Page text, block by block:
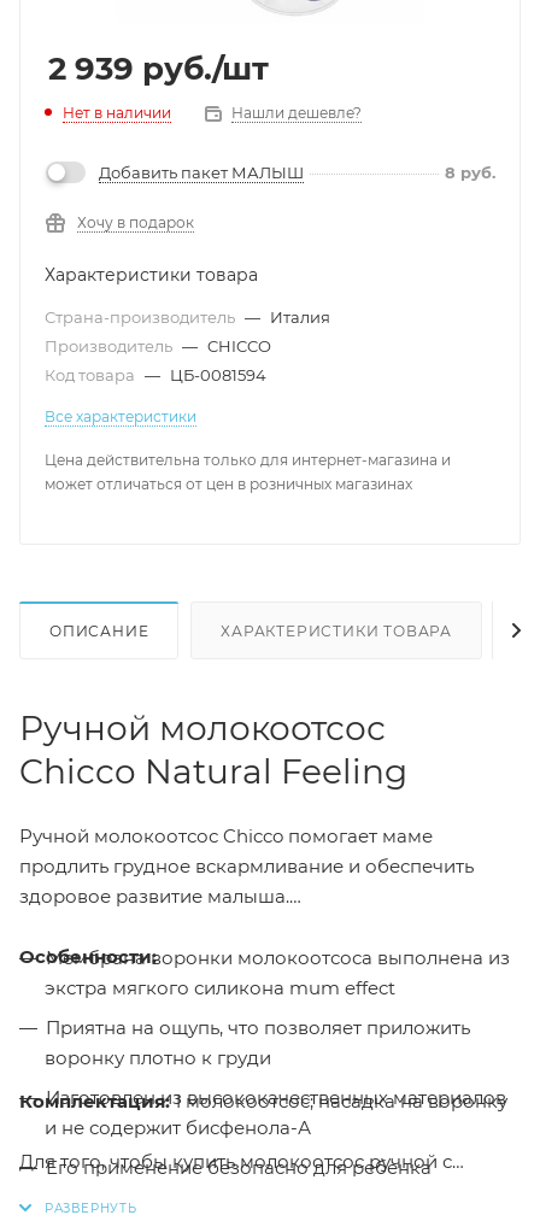
2 939 руб./шт
Нет в наличии Нашли дешевле?
Добавить пакет МАЛЫШ 8 руб.
Хочу в подарок
Характеристики товара
Страна-производитель — Италия
Производитель — CHICCO
Код товара — ЦБ-0081594
Все характеристики
Цена действительна только для интернет-магазина и
может отличаться от цен в розничных магазинах
ОПИСАНИЕ ХАРАКТЕРИСТИКИ ТОВАРА
Ручной молокоотсос
Chicco Natural Feeling
Ручной молокоотсос Chicco помогает маме
продлить грудное вскармливание и обеспечить
здоровое развитие малыша.
Особенности:
Мембрана воронки молокоотсоса выполнена из
экстра мягкого силикона mum effect
Приятна на ощупь, что позволяет приложить
воронку плотно к груди
Изготовлен из высококачественных материалов
и не содержит бисфенола-А
Его применение безопасно для ребенка
Прорезиненный ограничитель на внутренней
Комплектация:1 молокоотсос; насадка на воронку
Для того, чтобы купить молокоотсос ручной с